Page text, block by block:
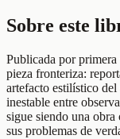
Sobre este
Publicada por
pieza fronteriza:
artefacto estilístico
inestable entre
sigue siendo una
sus problemas de